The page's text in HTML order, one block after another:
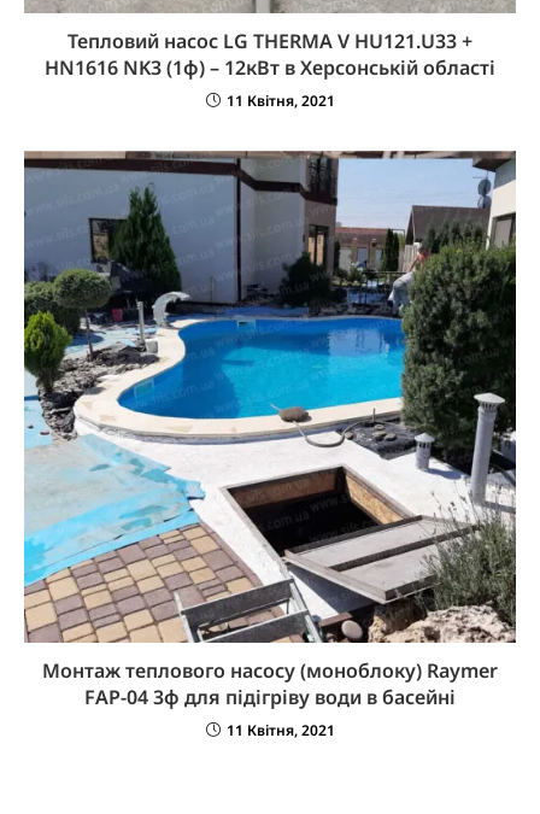
Тепловий насос LG THERMA V HU121.U33 +
HN1616 NK3 (1ф) – 12кВт в Херсонській області
11 Квітня, 2021
Монтаж теплового насосу (моноблоку) Raymer
FAP-04 3ф для підігріву води в басейні
11 Квітня, 2021